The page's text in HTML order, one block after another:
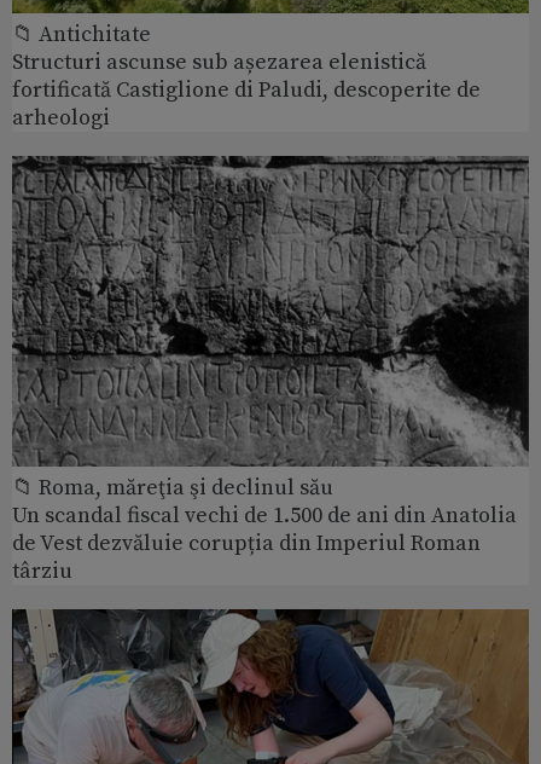
📁 Antichitate
Structuri ascunse sub așezarea elenistică
fortificată Castiglione di Paludi, descoperite de
arheologi
📁 Roma, măreţia şi declinul său
Un scandal fiscal vechi de 1.500 de ani din Anatolia
de Vest dezvăluie corupția din Imperiul Roman
târziu